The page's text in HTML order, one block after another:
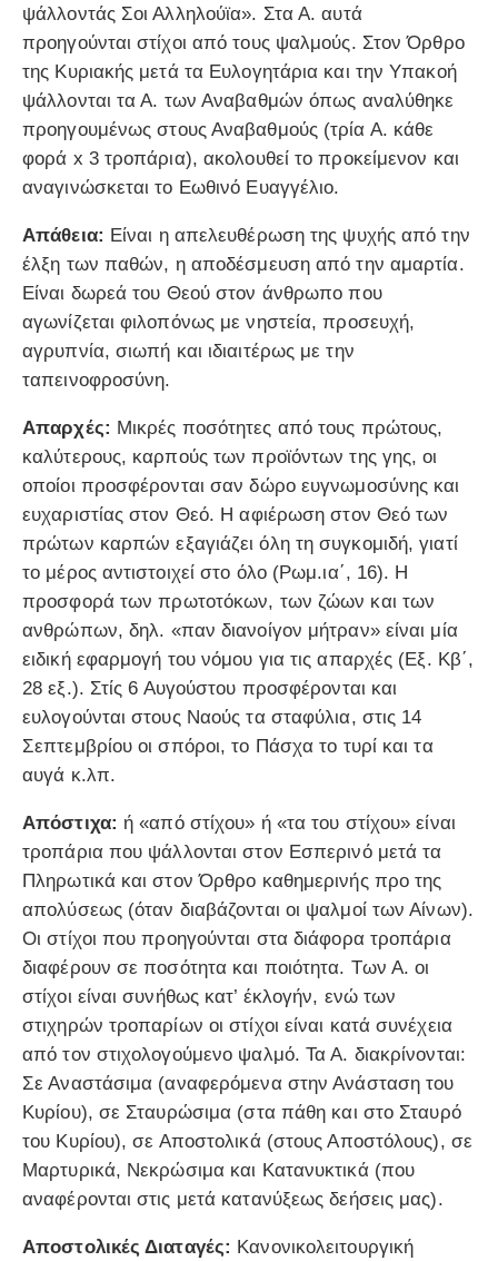
ψάλλοντάς Σοι Αλληλούϊα». Στα Α. αυτά
προηγούνται στίχοι από τους ψαλμούς. Στον Όρθρο
της Κυριακής μετά τα Ευλογητάρια και την Υπακοή
ψάλλονται τα Α. των Αναβαθμών όπως αναλύθηκε
προηγουμένως στους Αναβαθμούς (τρία Α. κάθε
φορά x 3 τροπάρια), ακολουθεί το προκείμενον και
αναγινώσκεται το Εωθινό Ευαγγέλιο.
Απάθεια: Είναι η απελευθέρωση της ψυχής από την
έλξη των παθών, η αποδέσμευση από την αμαρτία.
Είναι δωρεά του Θεού στον άνθρωπο που
αγωνίζεται φιλοπόνως με νηστεία, προσευχή,
αγρυπνία, σιωπή και ιδιαιτέρως με την
ταπεινοφροσύνη.
Απαρχές: Μικρές ποσότητες από τους πρώτους,
καλύτερους, καρπούς των προϊόντων της γης, οι
οποίοι προσφέρονται σαν δώρο ευγνωμοσύνης και
ευχαριστίας στον Θεό. Η αφιέρωση στον Θεό των
πρώτων καρπών εξαγιάζει όλη τη συγκομιδή, γιατί
το μέρος αντιστοιχεί στο όλο (Ρωμ.ια΄, 16). Η
προσφορά των πρωτοτόκων, των ζώων και των
ανθρώπων, δηλ. «παν διανοίγον μήτραν» είναι μία
ειδική εφαρμογή του νόμου για τις απαρχές (Εξ. Κβ΄,
28 εξ.). Στίς 6 Αυγούστου προσφέρονται και
ευλογούνται στους Ναούς τα σταφύλια, στις 14
Σεπτεμβρίου οι σπόροι, το Πάσχα το τυρί και τα
αυγά κ.λπ.
Απόστιχα: ή «από στίχου» ή «τα του στίχου» είναι
τροπάρια που ψάλλονται στον Εσπερινό μετά τα
Πληρωτικά και στον Όρθρο καθημερινής προ της
απολύσεως (όταν διαβάζονται οι ψαλμοί των Αίνων).
Οι στίχοι που προηγούνται στα διάφορα τροπάρια
διαφέρουν σε ποσότητα και ποιότητα. Των Α. οι
στίχοι είναι συνήθως κατ’ έκλογήν, ενώ των
στιχηρών τροπαρίων οι στίχοι είναι κατά συνέχεια
από τον στιχολογούμενο ψαλμό. Τα Α. διακρίνονται:
Σε Αναστάσιμα (αναφερόμενα στην Ανάσταση του
Kυρίου), σε Σταυρώσιμα (στα πάθη και στο Σταυρό
του Κυρίου), σε Αποστολικά (στους Αποστόλους), σε
Μαρτυρικά, Νεκρώσιμα και Κατανυκτικά (που
αναφέρονται στις μετά κατανύξεως δεήσεις μας).
Αποστολικές Διαταγές: Κανονικολειτουργική